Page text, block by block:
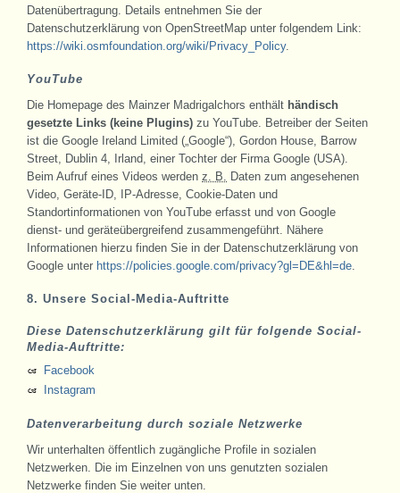
Datenübertragung. Details entnehmen Sie der
Datenschutzerklärung von OpenStreetMap unter folgendem Link:
https://wiki.osmfoundation.org/wiki/Privacy_Policy.
YouTube
Die Homepage des Mainzer Madrigalchors enthält händisch
gesetzte Links (keine Plugins) zu YouTube. Betreiber der Seiten
ist die Google Ireland Limited („Google“), Gordon House, Barrow
Street, Dublin 4, Irland, einer Tochter der Firma Google (USA).
Beim Aufruf eines Videos werden z. B. Daten zum angesehenen
Video, Geräte-ID, IP-Adresse, Cookie-Daten und
Standortinformationen von YouTube erfasst und von Google
dienst- und geräteübergreifend zusammengeführt. Nähere
Informationen hierzu finden Sie in der Datenschutzerklärung von
Google unter https://policies.google.com/privacy?gl=DE&hl=de.
8. Unsere Social-Media-Auftritte
Diese Datenschutzerklärung gilt für folgende Social-
Media-Auftritte:
Facebook
Instagram
Datenverarbeitung durch soziale Netzwerke
Wir unterhalten öffentlich zugängliche Profile in sozialen
Netzwerken. Die im Einzelnen von uns genutzten sozialen
Netzwerke finden Sie weiter unten.